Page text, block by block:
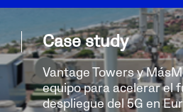
Case study
Vantage Towers y
equipo para acelerar el
despliegue del 5G en